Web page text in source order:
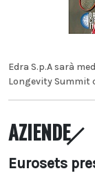
Edra S.p.A sarà
Longevity Summit
AZIENDE
Eurosets